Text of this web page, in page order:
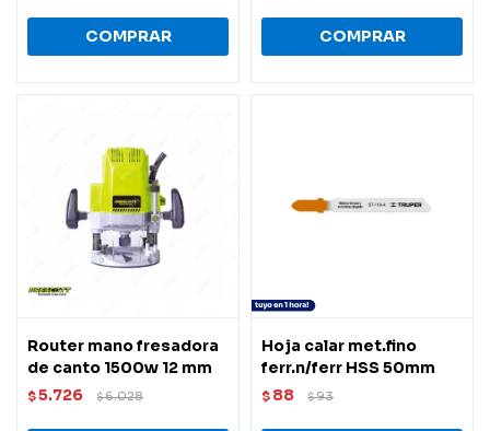
Router mano fresadora
de canto 1500w 12 mm
$5.726 $6.028
Hoja calar met.fino
ferr.n/ferr HSS 50mm
$ 88 $93